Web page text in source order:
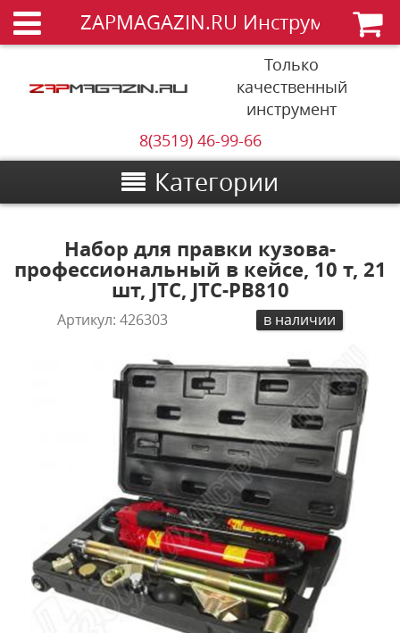
ZAPMAGAZIN.RU Инструменты
Только
качественный
инструмент
8(3519) 46-99-66
Категории
Набор для правки кузова-
профессиональный в кейсе, 10 т, 21
шт, JTC, JTC-PB810
Артикул:426303 в наличии